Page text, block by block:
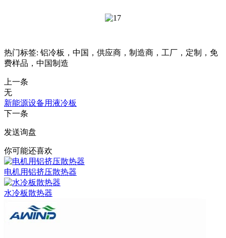
热门标签: 铝冷板，中国，供应商，制造商，工厂，定制，免
费样品，中国制造
上一条
无
新能源设备用液冷板
下一条
发送询盘
你可能还喜欢
电机用铝挤压散热器
水冷板散热器